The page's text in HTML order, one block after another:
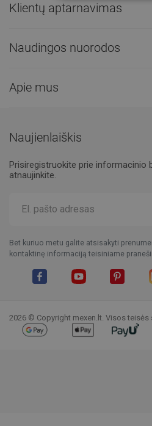
Klientų aptarnavimas
Naudingos nuorodos
Apie mus
Naujienlaiškis
Prisiregistruokite prie informacinio
atnaujinkite.
Bet kuriuo metu galite atsisakyti
kontaktinę informaciją teisiniame
2026 © Copyright mexen.lt. Visos teisės